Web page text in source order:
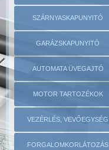
SZÁRNYASKAPUNYITÓ
GARÁZSKAPUNYITÓ
AUTOMATA ÜVEGAJTÓ
MOTOR TARTOZÉKOK
VEZÉRLÉS, VEVŐEGYSÉG
FORGALOMKORLÁTOZÁS